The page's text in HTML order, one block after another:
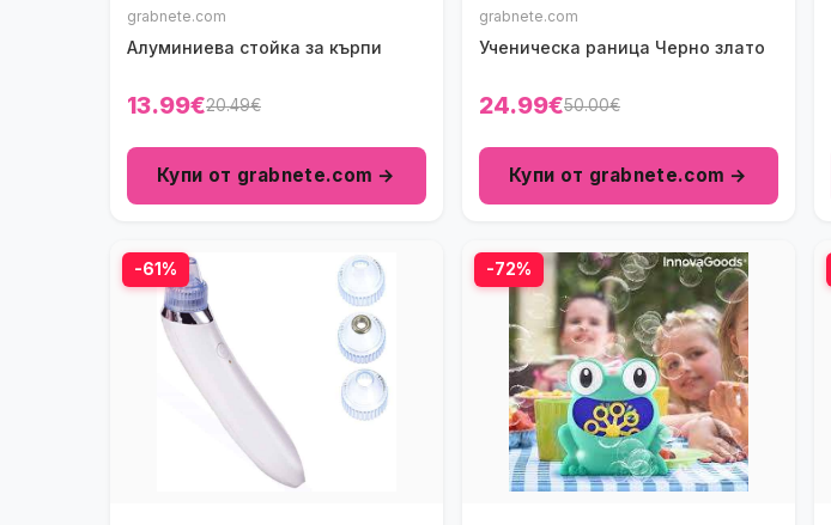
grabnete.com
Алуминиева стойка за кърпи
13.99€20.49€
Купи от grabnete.com →
grabnete.com
Ученическа раница Черно злато
24.99€50.00€
Купи от grabnete.com →
-61% -72%